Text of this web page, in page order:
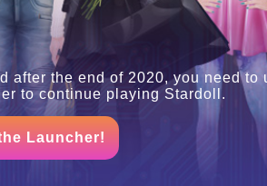
after the end of 2020, you need to
to continue playing Stardoll.
Launcher!